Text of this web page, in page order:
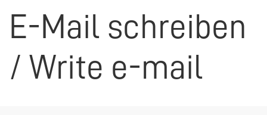
E-Mail schreiben
/ Write e-mail